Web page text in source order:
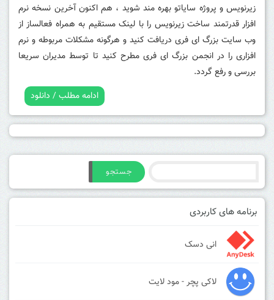
زیرنویس و پروژه سایاتو بهره مند شوید ، هم اکنون آخرین نسخه نرم
افزار قدرتمند ساخت زیرنویس را با لینک مستقیم به همراه فعالساز از
وب سایت بزرگ ای فری دریافت کنید و هرگونه مشکلات مربوطه و نرم
افزاری را در انجمن بزرگ ای فری مطرح کنید تا توسط مدیران سریعا
بررسی و رفع گردد.
ادامه مطلب / دانلود
جستجو
برنامه های کاربردی
انی دسک
لاکی پچر - مود لایت